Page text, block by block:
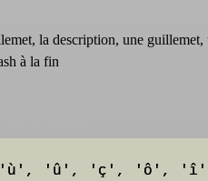
la description, une
à la fin